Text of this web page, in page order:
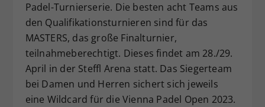
Padel-Turnierserie. Die besten acht Teams aus
den Qualifikationsturnieren sind für das
MASTERS, das große Finalturnier,
teilnahmeberechtigt. Dieses findet am 28./29.
April in der Steffl Arena statt. Das Siegerteam
bei Damen und Herren sichert sich jeweils
eine Wildcard für die Vienna Padel Open 2023.